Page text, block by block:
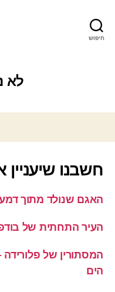
חיפוש
לא
חשבנו שיעניין
האגם שנולד מתוך
העיר התחתית של
המסתורין של
הים